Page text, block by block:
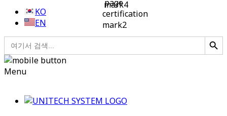
KO
EN
검
색:
검색 버튼
Menu